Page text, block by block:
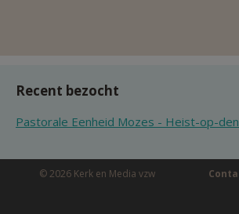
Recent bezocht
Pastorale Eenheid Mozes - Heist-op-
© 2026 Kerk en Media vzw